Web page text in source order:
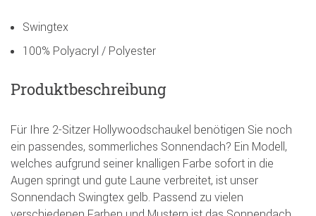
Swingtex
100% Polyacryl / Polyester
Produktbeschreibung
Für Ihre 2-Sitzer Hollywoodschaukel benötigen Sie noch
ein passendes, sommerliches Sonnendach? Ein Modell,
welches aufgrund seiner knalligen Farbe sofort in die
Augen springt und gute Laune verbreitet, ist unser
Sonnendach Swingtex gelb. Passend zu vielen